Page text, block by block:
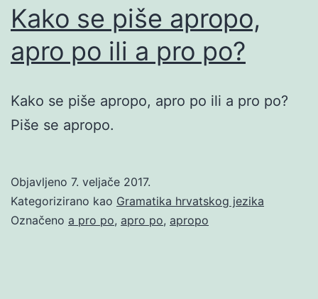
Kako se piše apropo,
apro po ili a pro po?
Kako se piše apropo, apro po ili a pro po?
Piše se apropo.
Objavljeno 7. veljače 2017.
Kategorizirano kao Gramatika hrvatskog jezika
Označeno a pro po, apro po, apropo